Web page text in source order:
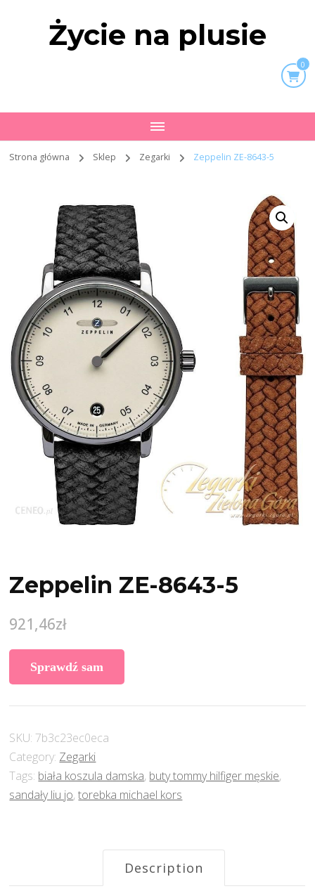
Życie na plusie
0
Strona główna Sklep Zegarki Zeppelin ZE-8643-5
Zeppelin ZE-8643-5
921,46zł
Sprawdź sam
SKU: 7b3c23ec0eca
Category: Zegarki
Tags: biała koszula damska, buty tommy hilfiger męskie,
sandały liu jo,torebka michael kors
Description